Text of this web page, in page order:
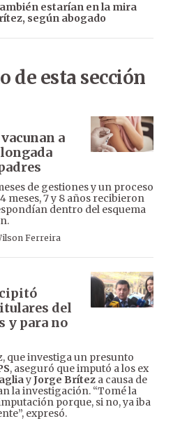
estarían en la mira
según abogado
de esta sección
a
de gestiones y un proceso
meses, 7 y 8 años recibieron
dentro del esquema
Ferreira
del
y para no
que investiga un presunto
, aseguró que imputó a los ex
yJorge Brítez a causa de
la investigación. “Tomé la
porque, si no, ya iba
expresó.